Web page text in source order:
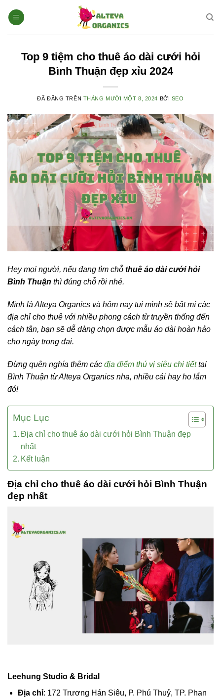
đến
Top 9 tiệm cho thuê áo dài cưới hỏi
Bình Thuận đẹp xỉu 2024
ĐÃ ĐĂNG TRÊN THÁNG MƯỜI MỘT 8, 2024 BỞI SEO
Hey mọi người, nếu đang tìm chỗ thuê áo dài cưới hỏi
Bình Thuận thì đúng chỗ rồi nhé.
Mình là Alteya Organics và hôm nay tụi mình sẽ bật mí các
địa chỉ cho thuê với nhiều phong cách từ truyền thống đến
cách tân, bạn sẽ dễ dàng chọn được mẫu áo dài hoàn hảo
cho ngày trọng đại.
Đừng quên nghía thêm các địa điểm thú vị siêu chi tiếttại
Bình Thuận từ Alteya Organics nha, nhiều cái hay ho lắm
đó!
Mục Lục
Địa chỉ cho thuê áo dài cưới hỏi Bình Thuận đẹp
nhất
Kết luận
Địa chỉ cho thuê áo dài cưới hỏi Bình Thuận
đẹp nhất
Leehung Studio & Bridal
Địa chỉ: 172 Trương Hán Siêu, P. Phú Thuỷ, TP. Phan